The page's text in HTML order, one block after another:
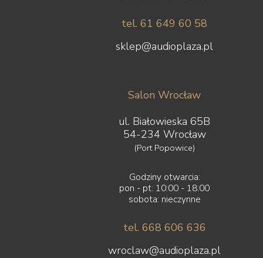
tel. 61 649 60 58
sklep@audioplaza.pl
Salon Wrocław
ul. Białowieska 65B
54-234 Wrocław
(Port Popowice)
Godziny otwarcia:
pon - pt: 10:00 - 18:00
sobota: nieczynne
tel. 668 606 636
wroclaw@audioplaza.pl